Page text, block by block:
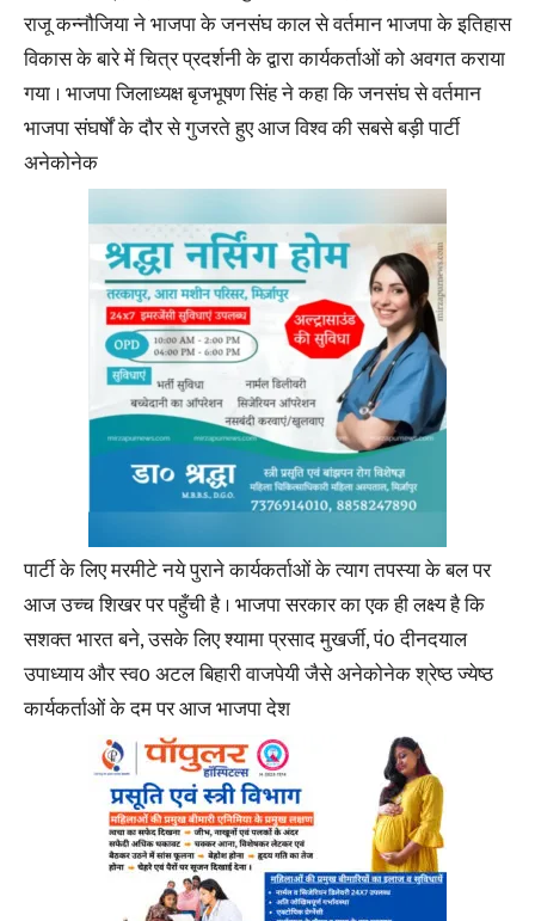
राजू कन्नौजिया ने भाजपा के जनसंघ काल से वर्तमान भाजपा के इतिहास
विकास के बारे में चित्र प्रदर्शनी के द्वारा कार्यकर्ताओं को अवगत कराया
गया । भाजपा जिलाध्यक्ष बृजभूषण सिंह ने कहा कि जनसंघ से वर्तमान
भाजपा संघर्षों के दौर से गुजरते हुए आज विश्व की सबसे बड़ी पार्टी
अनेकोनेक
पार्टी के लिए मरमीटे नये पुराने कार्यकर्ताओं के त्याग तपस्या के बल पर
आज उच्च शिखर पर पहुँची है । भाजपा सरकार का एक ही लक्ष्य है कि
सशक्त भारत बने, उसके लिए श्यामा प्रसाद मुखर्जी, पं0 दीनदयाल
उपाध्याय और स्व0 अटल बिहारी वाजपेयी जैसे अनेकोनेक श्रेष्ठ ज्येष्ठ
कार्यकर्ताओं के दम पर आज भाजपा देश